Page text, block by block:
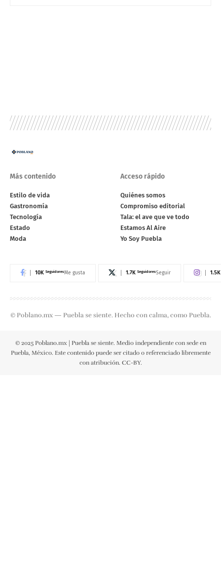
Más contenido
Estilo de vida
Gastronomía
Tecnología
Estado
Moda
Acceso rápido
Quiénes somos
Compromiso editorial
Tala: el ave que ve todo
Estamos Al Aire
Yo Soy Puebla
10K SeguidoresMe gusta 1.7K SeguidoresSeguir 1.5K
© Poblano.mx — Puebla se siente. Hecho con calma, como Puebla.
© 2025 Poblano.mx | Puebla se siente. Medio independiente con sede en
Puebla, México. Este contenido puede ser citado o referenciado libremente
con atribución. CC-BY.